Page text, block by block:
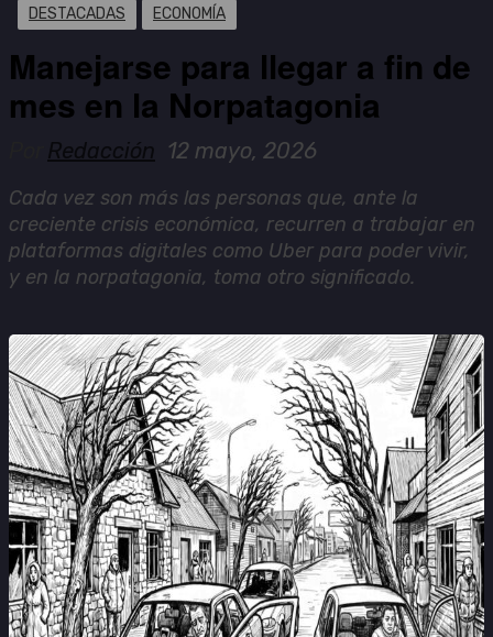
DESTACADAS ECONOMÍA
Manejarse para llegar a fin de
mes en la Norpatagonia
Redacción 12 mayo, 2026
Cada vez son más las personas que, ante la
creciente crisis económica, recurren a trabajar en
plataformas digitales como Uber para poder vivir,
y en la norpatagonia, toma otro significado.